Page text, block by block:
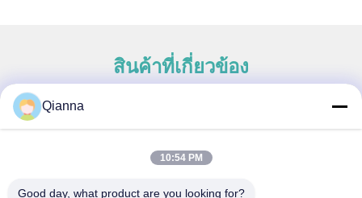
สินค้าที่เกี่ยวข้อง
ที่อยู่
Qianna
10:54 PM
Good day, what product are you looking for?